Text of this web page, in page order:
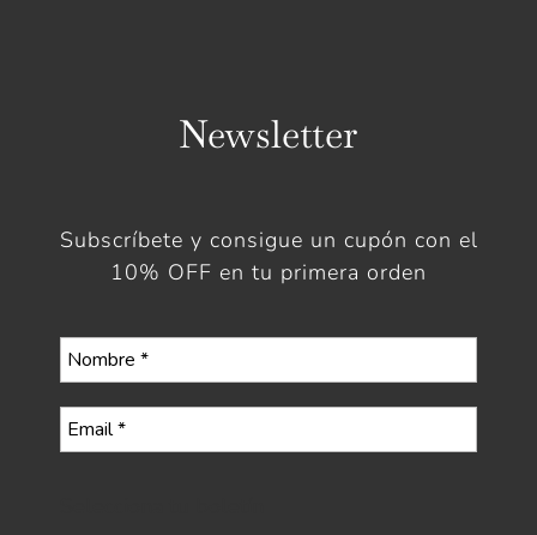
Newsletter
Subscríbete y consigue un cupón con el
10% OFF en tu primera orden